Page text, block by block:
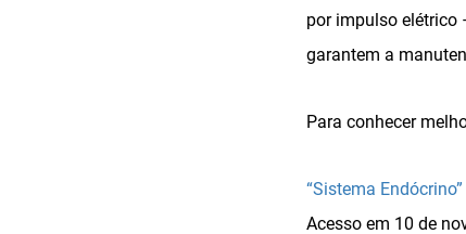
por impulso elétrico
garantem a
Para conhecer
“Sistema Endócrino”
Acesso em 10 de